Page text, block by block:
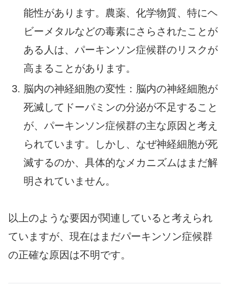
能性があります。農薬、化学物質、特にヘ
ビーメタルなどの毒素にさらされたことが
ある人は、パーキンソン症候群のリスクが
高まることがあります。
脳内の神経細胞の変性：脳内の神経細胞が
死滅してドーパミンの分泌が不足すること
が、パーキンソン症候群の主な原因と考え
られています。しかし、なぜ神経細胞が死
滅するのか、具体的なメカニズムはまだ解
明されていません。
以上のような要因が関連していると考えられ
ていますが、現在はまだパーキンソン症候群
の正確な原因は不明です。